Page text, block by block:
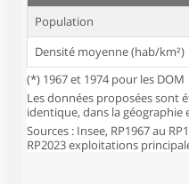
Population
Densité moyenne (hab/km²)
(*) 1967 et 1974 pour les DOM
Les données proposées sont
identique, dans la géographie
Sources : Insee, RP1967 au
RP2023 exploitations